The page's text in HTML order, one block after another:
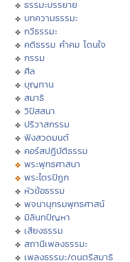
ธรรมะบรรยาย
บทความธรรมะ
กวีธรรมะ
คติธรรม คำคม โดนใจ
กรรม
ศีล
บุญทาน
สมาธิ
วิปัสสนา
ปริวาสกรรม
ฟังสวดมนต์
คอร์สปฏิบัติธรรม
พระพุทธศาสนา
พระไตรปิฏก
หัวข้อธรรม
พจนานุกรมพุทธศาสน์
มิลินทปัญหา
เสียงธรรม
สถานีเพลงธรรมะ
เพลงธรรมะ/ดนตรีสมาธิ